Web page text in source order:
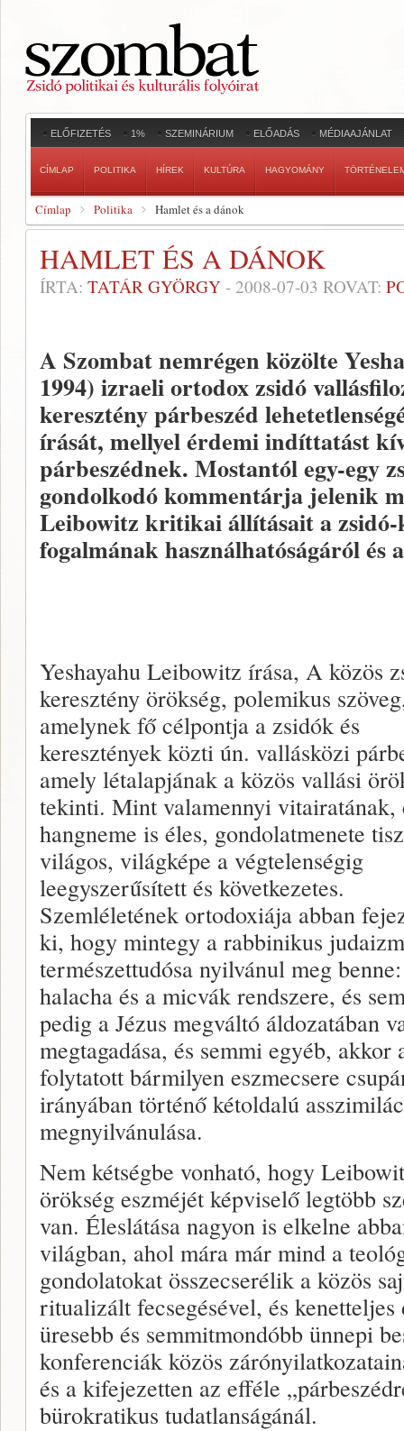
ELŐFIZETÉS 1% SZEMINÁRIUM ELŐADÁS MÉDIAAJÁNLAT
CÍMLAP POLITIKA HÍREK KULTÚRA HAGYOMÁNY
Címlap Politika Hamlet és a dánok
HAMLET ÉS A DÁNOK
ÍRTA: TATÁR GYÖRGY - 2008-07-03 ROVAT:
A Szombat nemrégen közölte
1994) izraeli ortodox zsidó
keresztény párbeszéd
írását, mellyel érdemi indíttatást
párbeszédnek. Mostantól egy-egy
gondolkodó kommentárja jelenik
Leibowitz kritikai állításait a
fogalmának használhatóságáról és
Yeshayahu Leibowitz írása, A közös
keresztény örökség, polemikus
amelynek fő célpontja a zsidók és
keresztények közti ún. vallásközi
amely létalapjának a közös vallási
tekinti. Mint valamennyi vitairatának,
hangneme is éles, gondolatmenete
világos, világképe a végtelenségig
leegyszerűsített és következetes.
Szemléletének ortodoxiája abban
ki, hogy mintegy a rabbinikus
természettudósa nyilvánul meg
halacha és a micvák rendszere, és
pedig a Jézus megváltó áldozatában
megtagadása, és semmi egyéb, akkor
folytatott bármilyen eszmecsere
irányában történő kétoldalú
megnyilvánulása.
Nem kétségbe vonható, hogy
örökség eszméjét képviselő legtöbb
van. Éleslátása nagyon is elkelne
világban, ahol mára már mind a
gondolatokat összecserélik a közös
ritualizált fecsegésével, és
üresebb és semmitmondóbb ünnepi
konferenciák közös
és a kifejezetten az efféle
bürokratikus tudatlanságánál.